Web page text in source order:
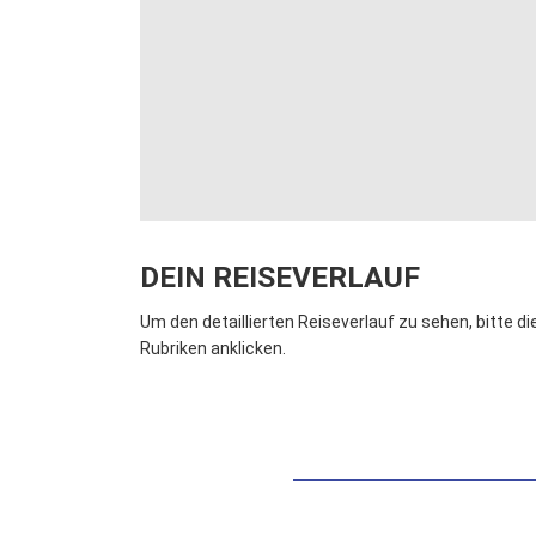
DEIN REISEVERLAUF
Um den detaillierten Reiseverlauf zu sehen, bitte
Rubriken anklicken.